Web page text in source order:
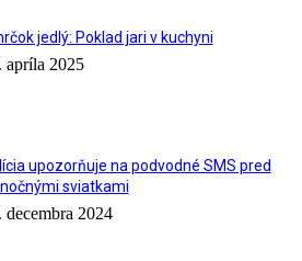
jedlý: Poklad jari v kuchyni
apríla 2025
upozorňuje na podvodné SMS pred
sviatkami
decembra 2024